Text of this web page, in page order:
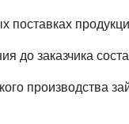
поставках
до заказчика
производства